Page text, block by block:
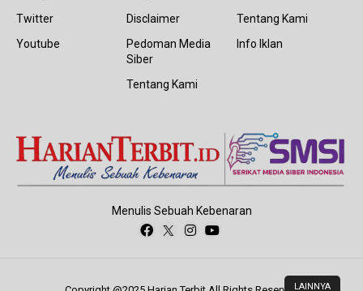
LAINNYA
Twitter
Youtube
Disclaimer
Pedoman Media
Siber
Tentang Kami
Tentang Kami
Info Iklan
Menulis Sebuah Kebenaran